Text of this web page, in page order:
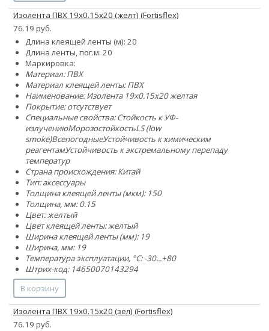
Изолента ПВХ 19х0.15х20 (желт) (Fortisflex)
76.19 руб.
Длина клеящей ленты (м): 20
Длина ленты, пог.м: 20
Маркировка:
Материал: ПВХ
Материал клеящей ленты: ПВХ
Наименование: Изолента 19х0.15х20 желтая
Покрытие: отсутствует
Специальные свойства:Стойкость к УФ-
излучениюМорозостойкостьLS (low
smoke)ВсепогодныеУстойчивость к химическим
реагентамУстойчивость к экстремальному перепаду
температур
Страна происхождения: Китай
Тип: аксессуары
Толщина клеящей ленты (мкм): 150
Толщина, мм: 0.15
Цвет: желтый
Цвет клеящей ленты: желтый
Ширина клеящей ленты (мм): 19
Ширина, мм: 19
Температура эксплуатации, °C: -30...+80
Штрих-код: 14650070143294
В корзину
Изолента ПВХ 19х0.15х20 (зел) (Fortisflex)
76.19 руб.